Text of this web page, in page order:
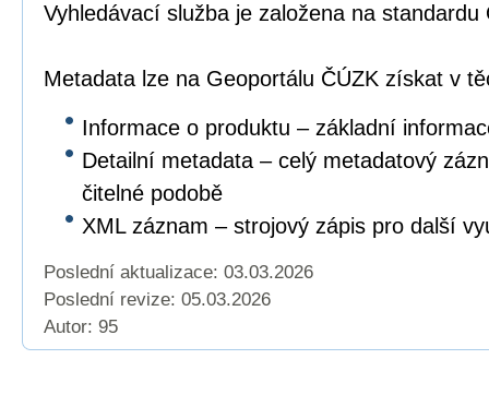
Vyhledávací služba je založena na standardu
Metadata lze na Geoportálu ČÚZK získat v
Informace o produktu – základní
Detailní metadata – celý metadatový
čitelné podobě
XML záznam – strojový zápis pro další
Poslední aktualizace: 03.03.2026
Poslední revize: 05.03.2026
Autor: 95